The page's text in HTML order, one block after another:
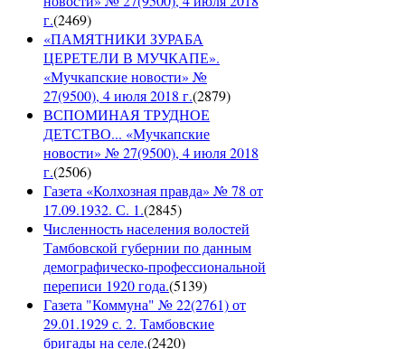
г.(2469)
«ПАМЯТНИКИ ЗУРАБА
ЦЕРЕТЕЛИ В МУЧКАПЕ».
«Мучкапские новости» №
27(9500), 4 июля 2018 г.(2879)
ВСПОМИНАЯ ТРУДНОЕ
ДЕТСТВО... «Мучкапские
новости» № 27(9500), 4 июля 2018
г.(2506)
Газета «Колхозная правда» № 78 от
17.09.1932. С. 1.(2845)
Численность населения волостей
Тамбовской губернии по данным
демографическо-профессиональной
переписи 1920 года.(5139)
Газета "Коммуна" № 22(2761) от
29.01.1929 с. 2. Тамбовские
бригады на селе.(2420)